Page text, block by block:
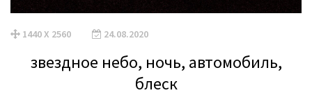
1440 X 2560 24.08.2020
звездное небо, ночь, автомобиль,
блеск